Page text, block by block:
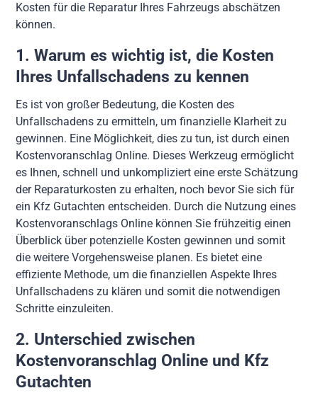
Kosten für die Reparatur Ihres Fahrzeugs abschätzen
können.
1. Warum es wichtig ist, die Kosten
Ihres Unfallschadens zu kennen
Es ist von großer Bedeutung, die Kosten des
Unfallschadens zu ermitteln, um finanzielle Klarheit zu
gewinnen. Eine Möglichkeit, dies zu tun, ist durch einen
Kostenvoranschlag Online. Dieses Werkzeug ermöglicht
es Ihnen, schnell und unkompliziert eine erste Schätzung
der Reparaturkosten zu erhalten, noch bevor Sie sich für
ein Kfz Gutachten entscheiden. Durch die Nutzung eines
Kostenvoranschlags Online können Sie frühzeitig einen
Überblick über potenzielle Kosten gewinnen und somit
die weitere Vorgehensweise planen. Es bietet eine
effiziente Methode, um die finanziellen Aspekte Ihres
Unfallschadens zu klären und somit die notwendigen
Schritte einzuleiten.
2. Unterschied zwischen
Kostenvoranschlag Online und Kfz
Gutachten